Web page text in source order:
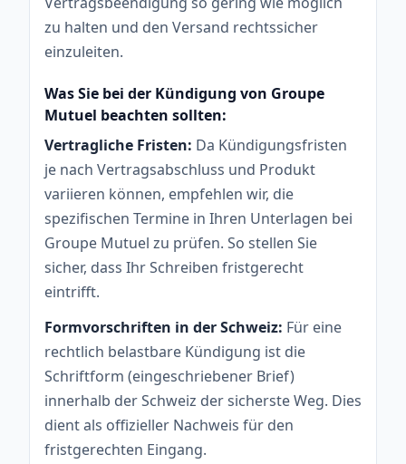
zu halten und den Versand rechtssicher
einzuleiten.
Was Sie bei der Kündigung von Groupe
Mutuel beachten sollten:
Vertragliche Fristen: Da Kündigungsfristen
je nach Vertragsabschluss und Produkt
variieren können, empfehlen wir, die
spezifischen Termine in Ihren Unterlagen bei
Groupe Mutuel zu prüfen. So stellen Sie
sicher, dass Ihr Schreiben fristgerecht
eintrifft.
Formvorschriften in der Schweiz: Für eine
rechtlich belastbare Kündigung ist die
Schriftform (eingeschriebener Brief)
innerhalb der Schweiz der sicherste Weg. Dies
dient als offizieller Nachweis für den
fristgerechten Eingang.